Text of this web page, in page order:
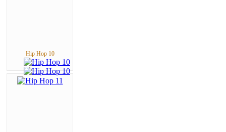
Hip Hop 10